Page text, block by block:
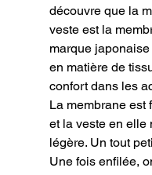
découvre que la
veste est la
marque
en matière de
confort dans les
La membrane est
et la veste en elle
légère. Un tout
Une fois enfilée,